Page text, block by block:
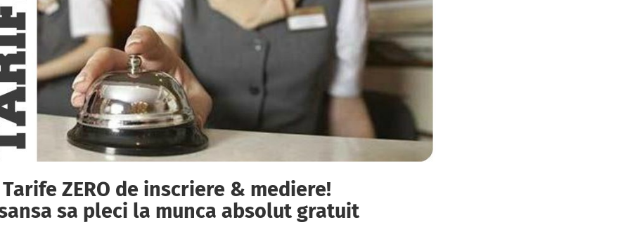
Tarife ZERO de inscriere & mediere!
sa pleci la munca absolut gratuit